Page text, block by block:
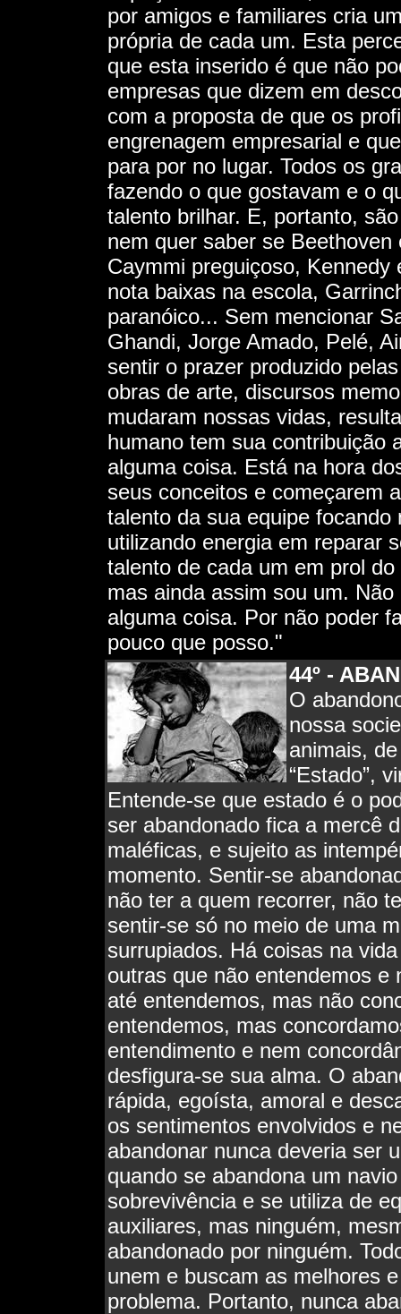
por amigos e familiares cria
própria de cada um. Esta
que esta inserido é que não
empresas que dizem em
com a proposta de que os
engrenagem empresarial e
para por no lugar. Todos os
fazendo o que gostavam e o
talento brilhar. E, portanto,
nem quer saber se
Caymmi preguiçoso,
nota baixas na escola,
paranóico... Sem mencionar
Ghandi, Jorge Amado, Pelé,
sentir o prazer produzido
obras de arte, discursos
mudaram nossas vidas,
humano tem sua contribuição
alguma coisa. Está na hora
seus conceitos e começarem
talento da sua equipe
utilizando energia em reparar
talento de cada um em prol
mas ainda assim sou um.
alguma coisa. Por não poder
pouco que posso."
44º -
O
nossa
animais,
“Estado”,
Entende-se que estado é o
ser abandonado fica a mercê
maléficas, e sujeito as
momento. Sentir-se
não ter a quem recorrer, não
sentir-se só no meio de uma
surrupiados. Há coisas na
outras que não entendemos
até entendemos, mas não
entendemos, mas
entendimento e nem
desfigura-se sua alma. O
rápida, egoísta, amoral e
os sentimentos envolvidos e
abandonar nunca deveria ser
quando se abandona um
sobrevivência e se utiliza de
auxiliares, mas ninguém,
abandonado por ninguém.
unem e buscam as melhores
problema. Portanto, nunca